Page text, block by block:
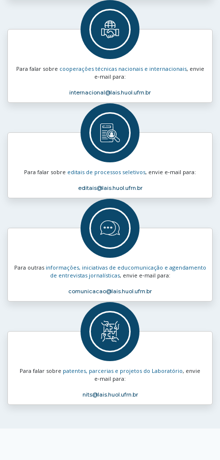
Para falar sobre cooperações técnicas nacionais e internacionais, envie
e‑mail para:
internacional@lais.huol.ufrn.br
Para falar sobre editais de processos seletivos, envie e‑mail para:
editais@lais.huol.ufrn.br
Para outras informações, iniciativas de educomunicação e agendamento
de entrevistas jornalísticas, envie e‑mail para:
comunicacao@lais.huol.ufrn.br
Para falar sobre patentes, parcerias e projetos do Laboratório, envie
e‑mail para:
nits@lais.huol.ufrn.br